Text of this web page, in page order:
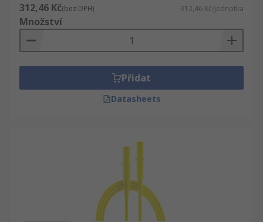
312,46 Kč(bez DPH) 312,46 Kč/jednotka
Množství
Přidat
Datasheets